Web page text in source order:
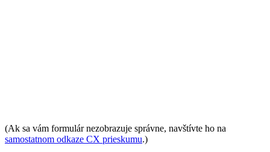
(Ak sa vám formulár nezobrazuje správne, navštívte ho na
samostatnom odkaze CX prieskumu.)